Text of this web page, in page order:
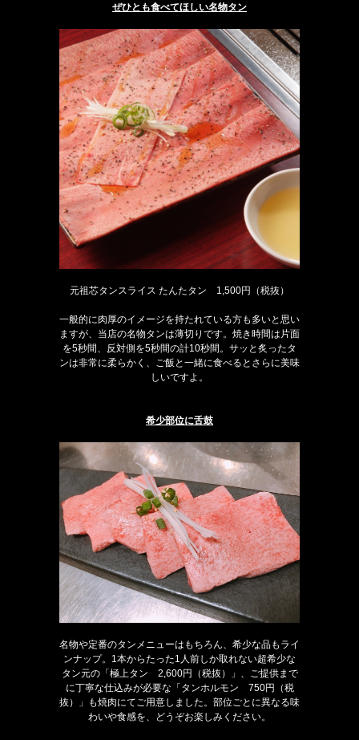
ぜひとも食べてほしい名物タン
元祖芯タンスライス たんたタン 1,500円（税抜）
一般的に肉厚のイメージを持たれている方も多いと思い
ますが、当店の名物タンは薄切りです。焼き時間は片面
を5秒間、反対側を5秒間の計10秒間。サッと炙ったタ
ンは非常に柔らかく、ご飯と一緒に食べるとさらに美味
しいですよ。
希少部位に舌鼓
名物や定番のタンメニューはもちろん、希少な品もライ
ンナップ。1本からたった1人前しか取れない超希少な
タン元の「極上タン 2,600円（税抜）」、ご提供まで
に丁寧な仕込みが必要な「タンホルモン 750円（税
抜）」も焼肉にてご用意しました。部位ごとに異なる味
わいや食感を、どうぞお楽しみください。